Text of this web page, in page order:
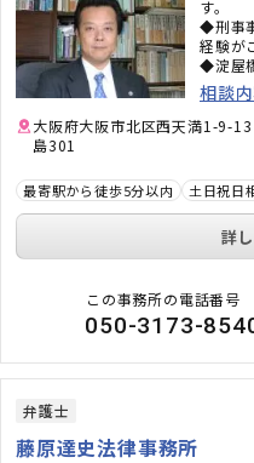
す。
◆刑事
経験が
◆淀屋
アクセ
相談
大阪府大阪市北区西天満1-9-
島301
最寄駅から徒歩5分以内 土日祝日
詳
この事務所の電話番号
050-3173-
弁護士
藤原達史法律事務所